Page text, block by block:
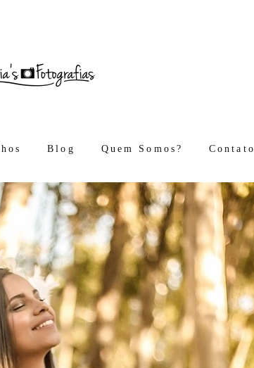
Blog Quem Somos? Contato